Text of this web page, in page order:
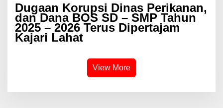
Dugaan Korupsi Dinas Perikanan,
dan Dana BOS SD – SMP Tahun
2025 – 2026 Terus Dipertajam
Kajari Lahat
View More